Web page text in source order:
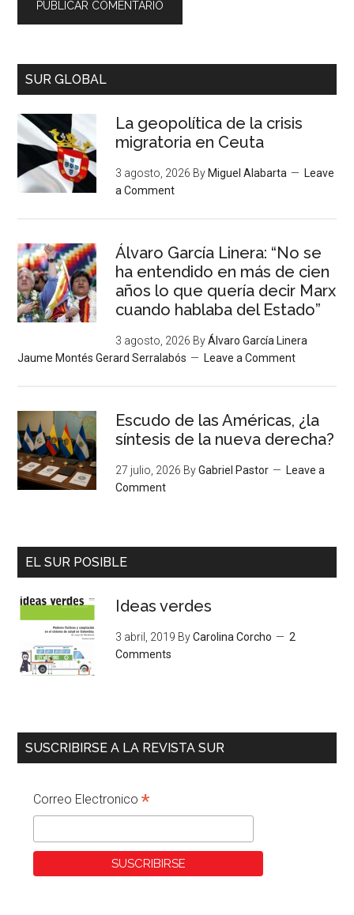
SUR GLOBAL
La geopolítica de la crisis
migratoria en Ceuta
3 agosto, 2026 By Miguel Alabarta
Leave
a Comment
Álvaro García Linera: “No se
ha entendido en más de cien
años lo que quería decir Marx
cuando hablaba del Estado”
3 agosto, 2026 ByÁlvaro García Linera
Jaume Montés Gerard Serralabós
Leave a Comment
Escudo de las Américas, ¿la
síntesis de la nueva derecha?
27 julio, 2026 ByGabriel Pastor
Leave a
Comment
EL SUR POSIBLE
Ideas verdes
3 abril, 2019 ByCarolina Corcho
2
Comments
SUSCRIBIRSE A LA REVISTA SUR
Correo Electronico*